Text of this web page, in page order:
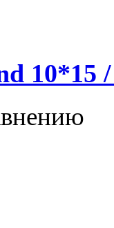
10*15